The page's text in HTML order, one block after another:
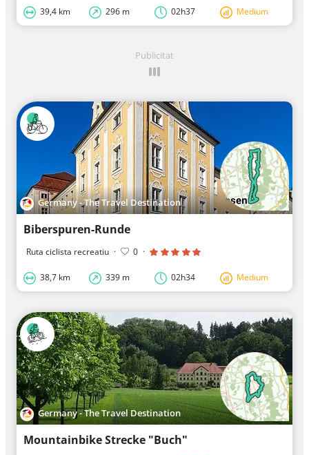
39,4 km 296 m 02h37 Medium
Publicitat
Germany - The Travel Destination
Biberspuren-Runde
Ruta ciclista recreatiu · 0 ·
38,7 km 339 m 02h34 Medium
Germany - The Travel Destination
Mountainbike Strecke "Buch"